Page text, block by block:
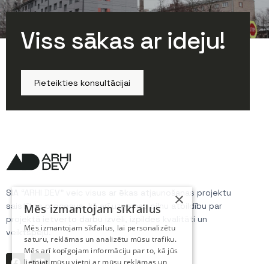
Viss sākas ar ideju!
Pieteikties konsultācijai
SIA “ARHI DEV” veic visus ar ēkas atjaunošanas projektu
saistītos procesus, kā arī uzņemas pilnu atbildību par
projektā ietverto darbu izvēli, izpildes kvalitāti un
veiktspēju.
×
Mēs izmantojam sīkfailus
Mēs izmantojam sīkfailus, lai personalizētu
saturu, reklāmas un analizētu mūsu trafiku.
Mēs arī kopīgojam informāciju par to, kā jūs
lietojat mūsu vietni ar mūsu reklāmas un